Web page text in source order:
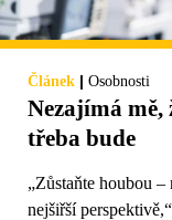
Článek | Osobnosti
Nezajímá mě,
třeba bude
„Zůstaňte houbou
nejšiřší